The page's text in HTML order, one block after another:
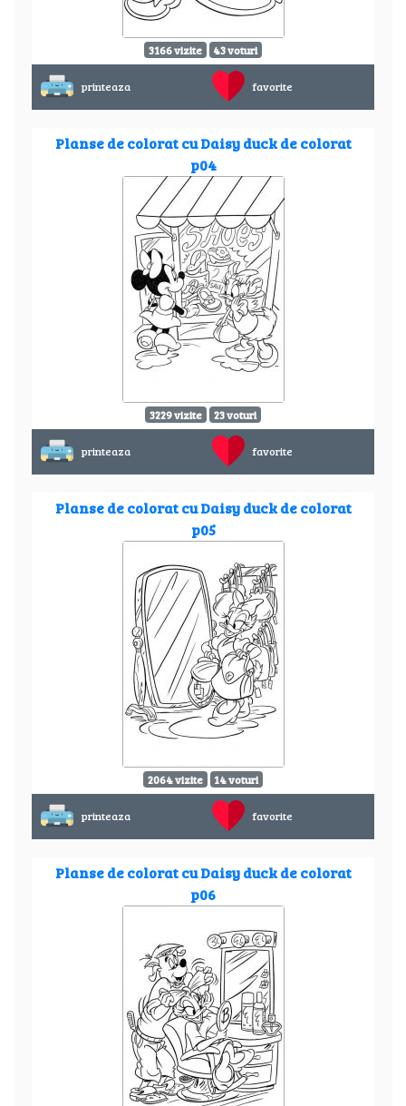
3166 vizite 43 voturi
printeaza favorite
Planse de colorat cu Daisy duck de colorat
p04
3229 vizite 23 voturi
printeaza favorite
Planse de colorat cu Daisy duck de colorat
p05
2064 vizite 14 voturi
printeaza favorite
Planse de colorat cu Daisy duck de colorat
p06